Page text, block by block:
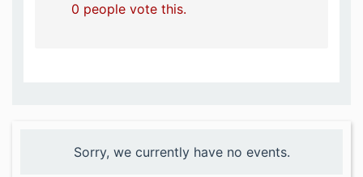
0 people vote this.
Sorry, we currently have no events.